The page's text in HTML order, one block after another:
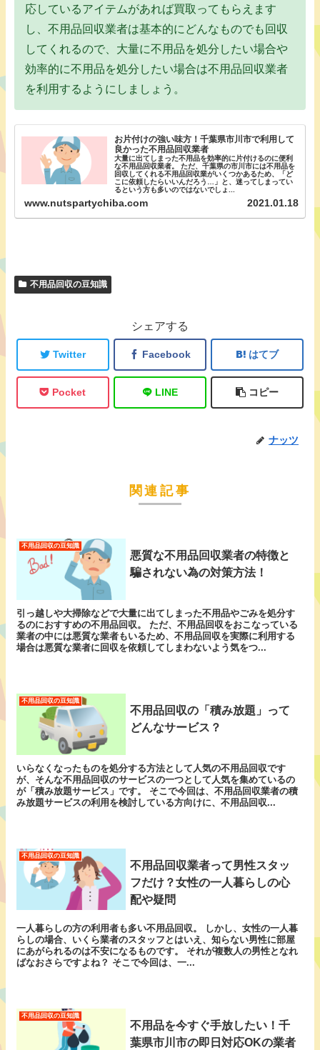
応しているアイテムがあれば買取ってもらえます
し、不用品回収業者は基本的にどんなものでも回収
してくれるので、大量に不用品を処分したい場合や
効率的に不用品を処分したい場合は不用品回収業者
を利用するようにしましょう。
お片付けの強い味方！千葉県市川市で利用して
良かった不用品回収業者
大量に出てしまった不用品を効率的に片付けるのに便利
な不用品回収業者。 ただ、千葉県の市川市には不用品を
回収してくれる不用品回収業がいくつかあるため、「ど
こに依頼したらいいんだろう…」と、迷ってしまってい
るという方も多いのではないでしょ...
www.nutspartychiba.com 2021.01.18
不用品回収の豆知識
シェアする
Twitter Facebook はてブ
Pocket LINE コピー
ナッツ
関連記事
不用品回収の豆知識
悪質な不用品回収業者の特徴と
騙されない為の対策方法！
引っ越しや大掃除などで大量に出てしまった不用品やごみを処分す
るのにおすすめの不用品回収。 ただ、不用品回収をおこなっている
業者の中には悪質な業者もいるため、不用品回収を実際に利用する
場合は悪質な業者に回収を依頼してしまわないよう気をつ...
不用品回収の豆知識
不用品回収の「積み放題」って
どんなサービス？
いらなくなったものを処分する方法として人気の不用品回収です
が、そんな不用品回収のサービスの一つとして人気を集めているの
が「積み放題サービス」です。 そこで今回は、不用品回収業者の積
み放題サービスの利用を検討している方向けに、不用品回収...
不用品回収の豆知識
不用品回収業者って男性スタッ
フだけ？女性の一人暮らしの心
配や疑問
一人暮らしの方の利用者も多い不用品回収。 しかし、女性の一人暮
らしの場合、いくら業者のスタッフとはいえ、知らない男性に部屋
にあがられるのは不安になるものです。 それが複数人の男性となれ
ばなおさらですよね？ そこで今回は、一...
不用品回収の豆知識
不用品を今すぐ手放したい！千
葉県市川市の即日対応OKの業者